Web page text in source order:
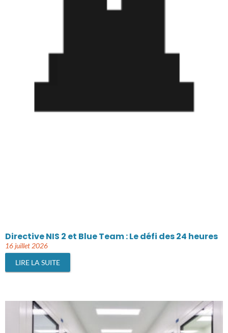
Directive NIS 2 et Blue Team : Le défi des 24 heures
16 juillet 2026
LIRE LA SUITE